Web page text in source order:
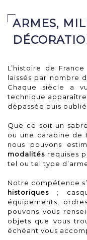
ARMES,
L’histoire de
laissés par nombre
Chaque siècle a
technique
dépassée puis
Que ce soit un
ou une carabine de
nous pouvons
modalités requises
tel ou tel type
Notre compétence
historiques ;
équipements,
pouvons vous
objets que vous
échéant vous